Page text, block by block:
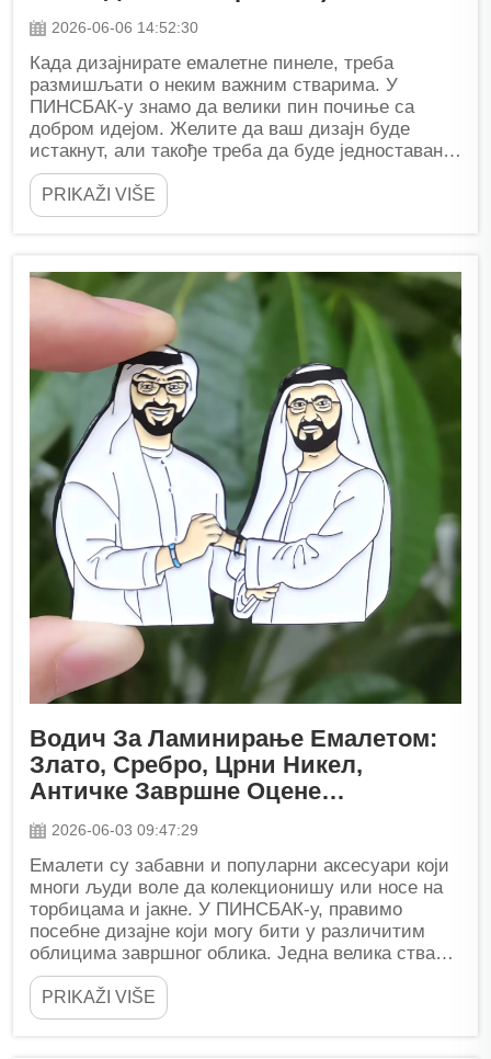
2026-06-06 14:52:30
Када дизајнирате емалетне пинеле, треба
размишљати о неким важним стварима. У
ПИНСБАК-у знамо да велики пин почиње са
добром идејом. Желите да ваш дизајн буде
истакнут, али такође треба да буде једноставан
за израду. То значи размишљати о редовима,
тексту и детаљима....
PRIKAŽI VIŠE
Водич За Ламинирање Емалетом:
Злато, Сребро, Црни Никел,
Античке Завршне Оцене
Објашњене
2026-06-03 09:47:29
Емалети су забавни и популарни аксесуари који
многи људи воле да колекционишу или носе на
торбицама и јакне. У ПИНСБАК-у, правимо
посебне дизајне који могу бити у различитим
облицима завршног облика. Једна велика ствар у
израду емаљних пина је платина...
PRIKAŽI VIŠE